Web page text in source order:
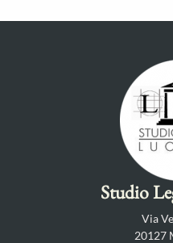
Studio
Via
20127